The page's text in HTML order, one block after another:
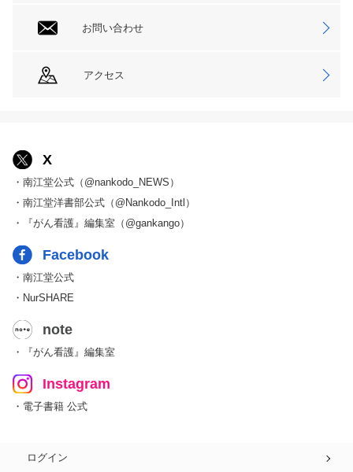
お問い合わせ
アクセス
X
・南江堂公式（@nankodo_NEWS）
・南江堂洋書部公式（@Nankodo_Intl）
・『がん看護』編集室（@gankango）
Facebook
・南江堂公式
・NurSHARE
note
・『がん看護』編集室
Instagram
・電子書籍 公式
ログイン